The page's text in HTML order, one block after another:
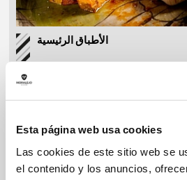
Esta página web usa cookies
Las cookies de este sitio web se
el contenido y los anuncios,
الأطباق الرئيسية